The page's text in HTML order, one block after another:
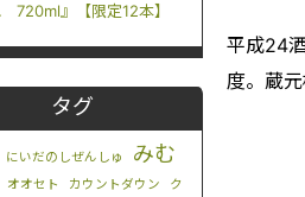
720ml』【限定12本】
タグ
にいだのしぜんしゅ
みむ
オオセト カウントダウン
ク
平成24
度。蔵